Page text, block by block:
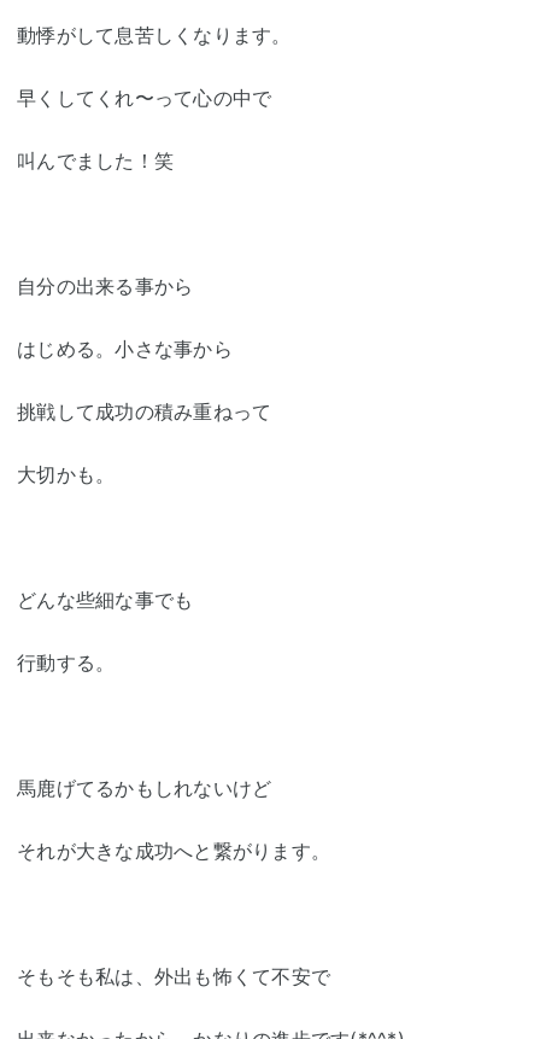
動悸がして息苦しくなります。
早くしてくれ〜って心の中で
叫んでました！笑
自分の出来る事から
はじめる。小さな事から
挑戦して成功の積み重ねって
大切かも。
どんな些細な事でも
行動する。
馬鹿げてるかもしれないけど
それが大きな成功へと繋がります。
そもそも私は、外出も怖くて不安で